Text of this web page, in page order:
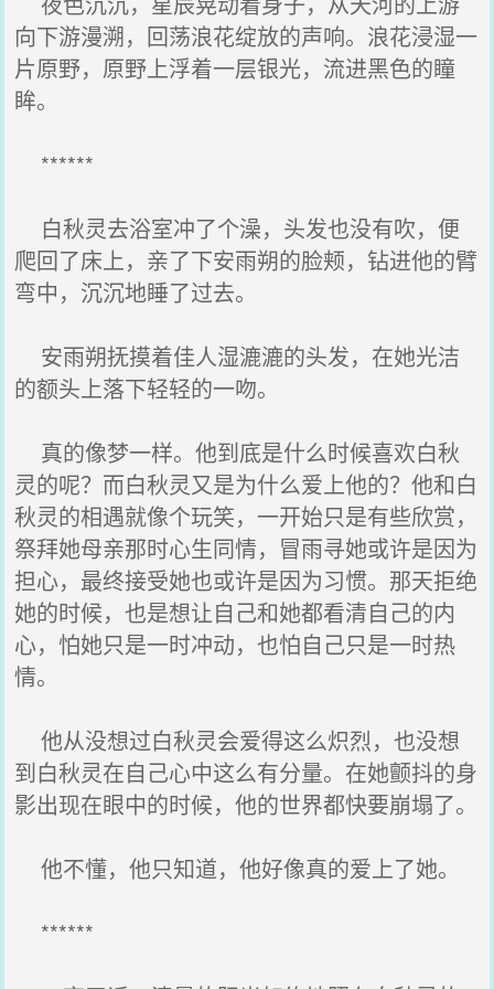
向下游漫溯，回荡浪花绽放的声响。浪花浸湿一
片原野，原野上浮着一层银光，流进黑色的瞳
眸。
******
白秋灵去浴室冲了个澡，头发也没有吹，便
爬回了床上，亲了下安雨朔的脸颊，钻进他的臂
弯中，沉沉地睡了过去。
安雨朔抚摸着佳人湿漉漉的头发，在她光洁
的额头上落下轻轻的一吻。
真的像梦一样。他到底是什么时候喜欢白秋
灵的呢？而白秋灵又是为什么爱上他的？他和白
秋灵的相遇就像个玩笑，一开始只是有些欣赏，
祭拜她母亲那时心生同情，冒雨寻她或许是因为
担心，最终接受她也或许是因为习惯。那天拒绝
她的时候，也是想让自己和她都看清自己的内
心，怕她只是一时冲动，也怕自己只是一时热
情。
他从没想过白秋灵会爱得这么炽烈，也没想
到白秋灵在自己心中这么有分量。在她颤抖的身
影出现在眼中的时候，他的世界都快要崩塌了。
他不懂，他只知道，他好像真的爱上了她。
******